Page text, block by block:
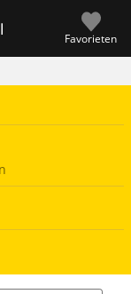
Favorieten